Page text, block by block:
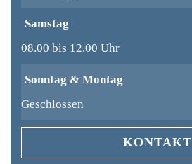
Samstag
08.00 bis 12.00 Uhr
Sonntag & Montag
Geschlossen
KONTAKT